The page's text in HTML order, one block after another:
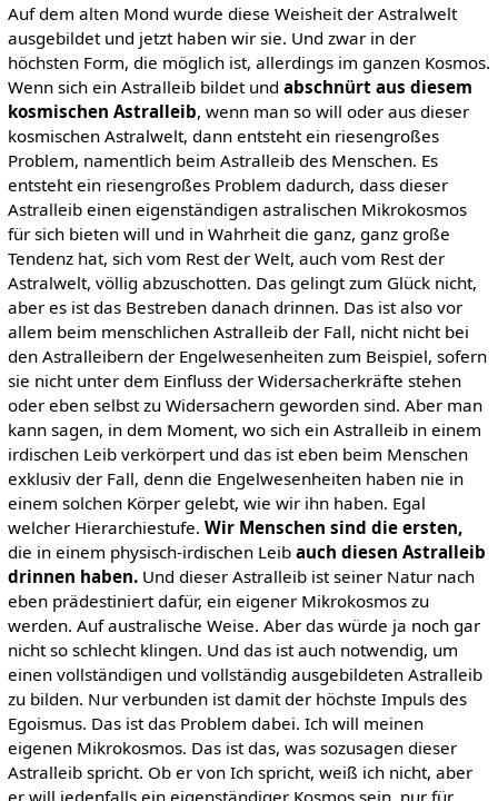
Auf dem alten Mond wurde diese Weisheit der Astralwelt
ausgebildet und jetzt haben wir sie. Und zwar in der
höchsten Form, die möglich ist, allerdings im ganzen Kosmos.
Wenn sich ein Astralleib bildet und abschnürt aus diesem
kosmischen Astralleib, wenn man so will oder aus dieser
kosmischen Astralwelt, dann entsteht ein riesengroßes
Problem, namentlich beim Astralleib des Menschen. Es
entsteht ein riesengroßes Problem dadurch, dass dieser
Astralleib einen eigenständigen astralischen Mikrokosmos
für sich bieten will und in Wahrheit die ganz, ganz große
Tendenz hat, sich vom Rest der Welt, auch vom Rest der
Astralwelt, völlig abzuschotten. Das gelingt zum Glück nicht,
aber es ist das Bestreben danach drinnen. Das ist also vor
allem beim menschlichen Astralleib der Fall, nicht nicht bei
den Astralleibern der Engelwesenheiten zum Beispiel, sofern
sie nicht unter dem Einfluss der Widersacherkräfte stehen
oder eben selbst zu Widersachern geworden sind. Aber man
kann sagen, in dem Moment, wo sich ein Astralleib in einem
irdischen Leib verkörpert und das ist eben beim Menschen
exklusiv der Fall, denn die Engelwesenheiten haben nie in
einem solchen Körper gelebt, wie wir ihn haben. Egal
welcher Hierarchiestufe. Wir Menschen sind die ersten,
die in einem physisch-irdischen Leib auch diesen Astralleib
drinnen haben.Und dieser Astralleib ist seiner Natur nach
eben prädestiniert dafür, ein eigener Mikrokosmos zu
werden. Auf australische Weise. Aber das würde ja noch gar
nicht so schlecht klingen. Und das ist auch notwendig, um
einen vollständigen und vollständig ausgebildeten Astralleib
zu bilden. Nur verbunden ist damit der höchste Impuls des
Egoismus. Das ist das Problem dabei. Ich will meinen
eigenen Mikrokosmos. Das ist das, was sozusagen dieser
Astralleib spricht. Ob er von Ich spricht, weiß ich nicht, aber
er will jedenfalls ein eigenständiger Kosmos sein, nur für